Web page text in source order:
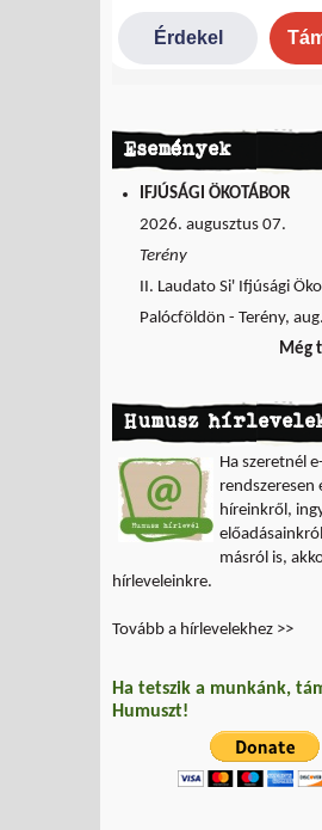
Események
IFJÚSÁGI ÖKOTÁBOR
2026. augusztus 07.
Terény
II. Laudato Si' Ifjúsági
Palócföldön - Terény,
Még
Humusz
Ha szeretnél
rendszeresen
híreinkről,
másról is,
hírleveleinkre.
Tovább a hírlevelekhez >>
Ha tetszik a munkánk,
Humuszt!